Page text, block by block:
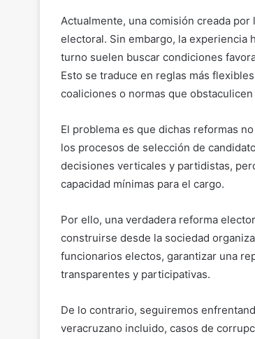
Actualmente, una comisión creada
electoral. Sin embargo, la experiencia
turno suelen buscar condiciones
Esto se traduce en reglas más
coaliciones o normas que
El problema es que dichas reformas
los procesos de selección de
decisiones verticales y partidistas,
capacidad mínimas para el cargo.
Por ello, una verdadera reforma
construirse desde la sociedad
funcionarios electos, garantizar una
transparentes y participativas.
De lo contrario, seguiremos
veracruzano incluido, casos de